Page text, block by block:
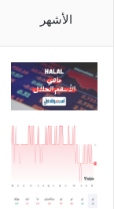
ا
ش
ر
ك
الأشهر